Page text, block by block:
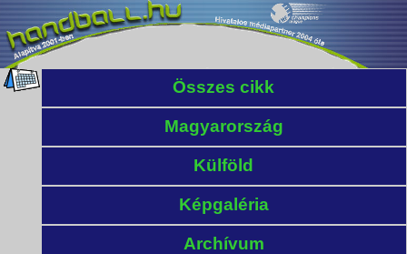
Összes cikk
Magyarország
Külföld
Képgaléria
Archívum